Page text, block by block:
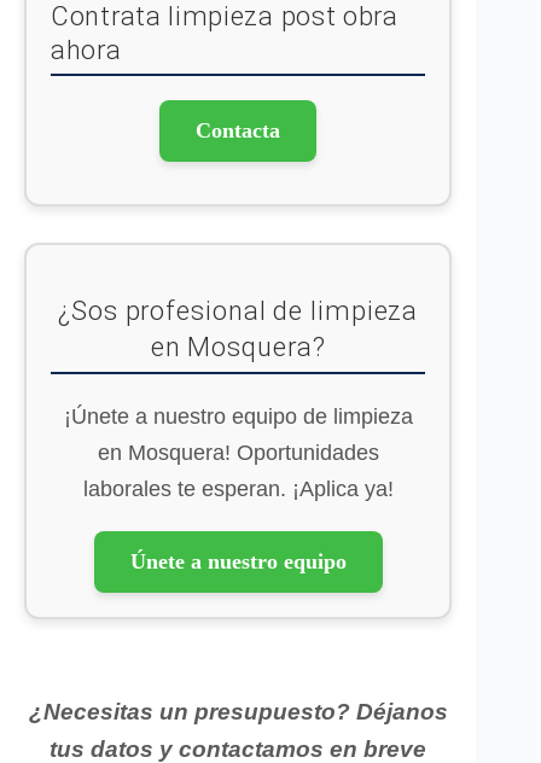
Contrata limpieza post obra
ahora
Contacta
¿Sos profesional de limpieza
en Mosquera?
¡Únete a nuestro equipo de limpieza
en Mosquera! Oportunidades
laborales te esperan. ¡Aplica ya!
Únete a nuestro equipo
¿Necesitas un presupuesto? Déjanos
tus datos y contactamos en breve